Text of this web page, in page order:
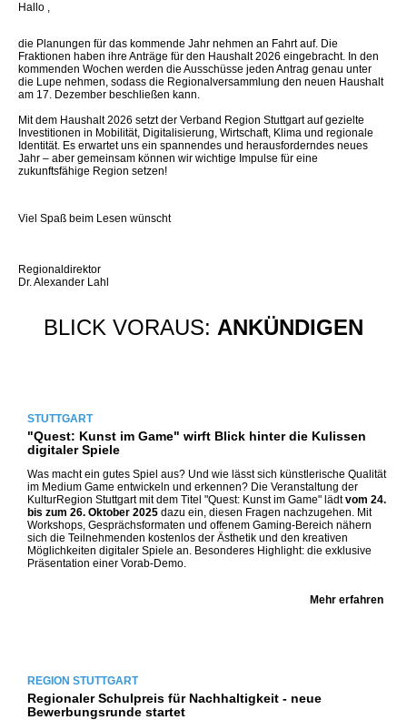
Hallo ,
die Planungen für das kommende Jahr nehmen an Fahrt auf. Die
Fraktionen haben ihre Anträge für den Haushalt 2026 eingebracht. In den
kommenden Wochen werden die Ausschüsse jeden Antrag genau unter
die Lupe nehmen, sodass die Regionalversammlung den neuen Haushalt
am 17. Dezember beschließen kann.
Mit dem Haushalt 2026 setzt der Verband Region Stuttgart auf gezielte
Investitionen in Mobilität, Digitalisierung, Wirtschaft, Klima und regionale
Identität. Es erwartet uns ein spannendes und herausforderndes neues
Jahr – aber gemeinsam können wir wichtige Impulse für eine
zukunftsfähige Region setzen!
Viel Spaß beim Lesen wünscht
Regionaldirektor
Dr. Alexander Lahl
BLICK VORAUS: ANKÜNDIGEN
STUTTGART
"Quest: Kunst im Game" wirft Blick hinter die Kulissen
digitaler Spiele
Was macht ein gutes Spiel aus? Und wie lässt sich künstlerische Qualität
im Medium Game entwickeln und erkennen? Die Veranstaltung der
KulturRegion Stuttgart mit dem Titel "Quest: Kunst im Game" lädtvom 24.
bis zum 26. Oktober 2025 dazu ein, diesen Fragen nachzugehen. Mit
Workshops, Gesprächsformaten und offenem Gaming-Bereich nähern
sich die Teilnehmenden kostenlos der Ästhetik und den kreativen
Möglichkeiten digitaler Spiele an. Besonderes Highlight: die exklusive
Präsentation einer Vorab-Demo.
Mehr erfahren
REGION STUTTGART
Regionaler Schulpreis für Nachhaltigkeit - neue
Bewerbungsrunde startet